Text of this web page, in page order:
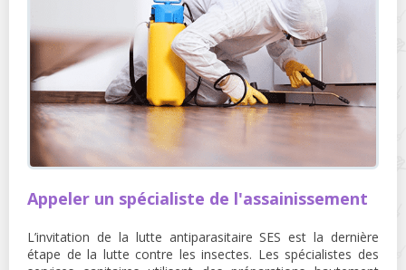
Appeler un spécialiste de l'assainissement
L’invitation de la lutte antiparasitaire SES est la dernière
étape de la lutte contre les insectes. Les spécialistes des